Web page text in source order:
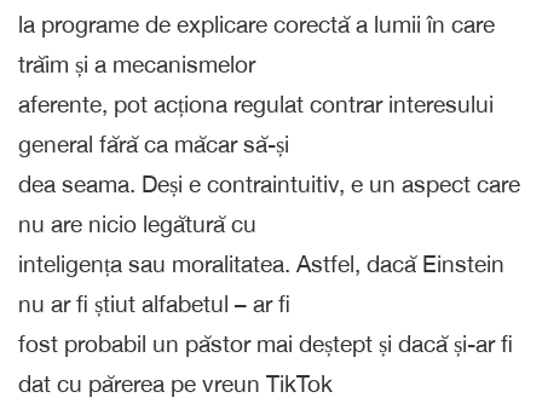
la programe de explicare corectă a lumii în care
trăim și a mecanismelor
aferente, pot acționa regulat contrar interesului
general fără ca măcar să-și
dea seama. Deși e contraintuitiv, e un aspect care
nu are nicio legătură cu
inteligența sau moralitatea. Astfel, dacă Einstein
nu ar fi știut alfabetul – ar fi
fost probabil un păstor mai deștept și dacă și-ar fi
dat cu părerea pe vreun TikTok